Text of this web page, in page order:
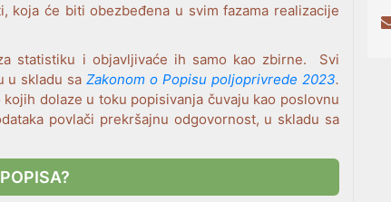
će biti obezbeđena u svim fazama realizacije
statistiku i objavljivaće ih samo kao zbirne. Svi
u skladu saZakonom o Popisu poljoprivrede 2023.
dolaze u toku popisivanja čuvaju kao poslovnu
povlači prekršajnu odgovornost, u skladu sa